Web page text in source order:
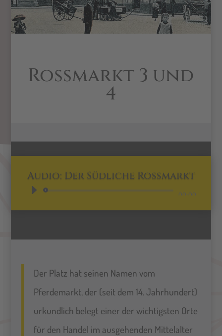
Rossmarkt 3 und
4
Audio: Der Südliche Rossmarkt
Player
00:00
Der Platz hat seinen Namen vom
Pferdemarkt, der (seit dem 14. Jahrhundert)
urkundlich belegt einer der wichtigsten Orte
für den Handel im ausgehenden Mittelalter